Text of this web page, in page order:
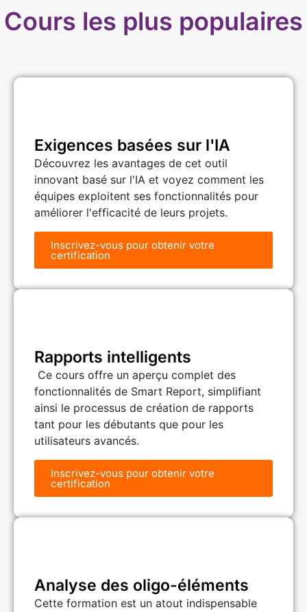
Cours les plus populaires
Exigences basées sur l'IA
Découvrez les avantages de cet outil
innovant basé sur l'IA et voyez comment les
équipes exploitent ses fonctionnalités pour
améliorer l'efficacité de leurs projets.
Inscrivez-vous pour obtenir votre
certification
Rapports intelligents
Ce cours offre un aperçu complet des
fonctionnalités de Smart Report, simplifiant
ainsi le processus de création de rapports
tant pour les débutants que pour les
utilisateurs avancés.
Inscrivez-vous pour obtenir votre
certification
Analyse des oligo-éléments
Cette formation est un atout indispensable